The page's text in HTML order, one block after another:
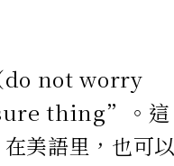
do not worry
thing”。這
美語里，也可以